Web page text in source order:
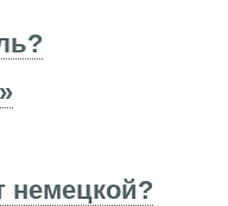
немецкой?